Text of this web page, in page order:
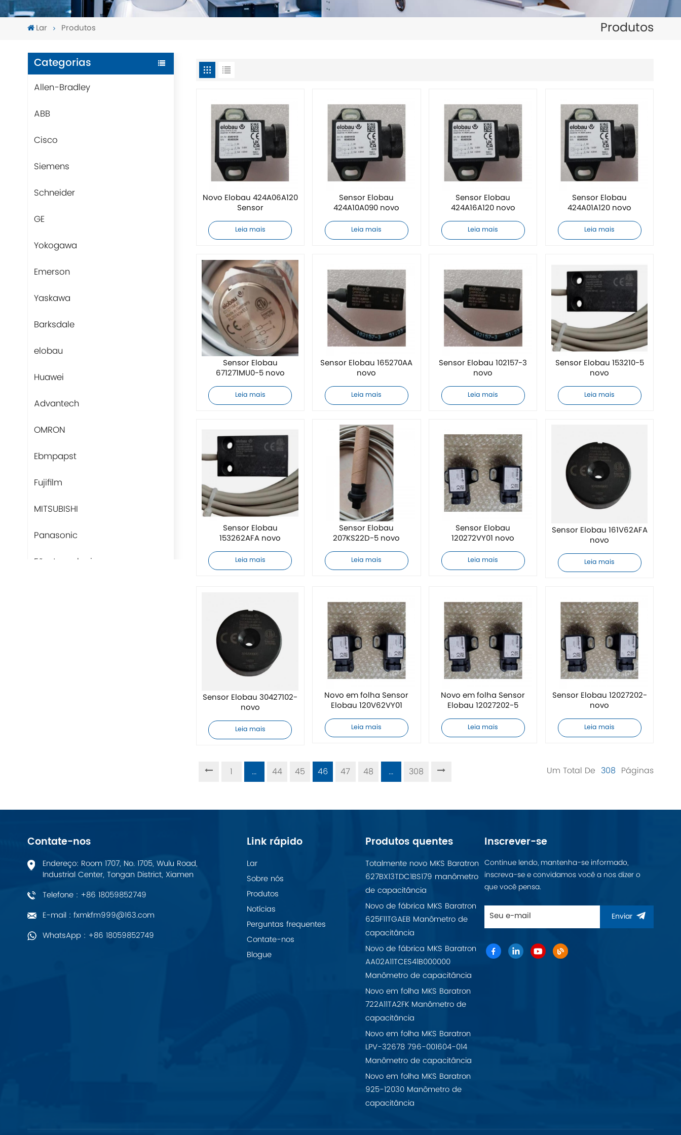
Lar Produtos Produtos
Categorias
Allen-Bradley
ABB
Cisco
Siemens
Schneider
GE
Yokogawa
Emerson
Yaskawa
Barksdale
elobau
Huawei
Advantech
OMRON
Ebmpapst
Fujifilm
MITSUBISHI
Panasonic
Fãs-tecnologia
Xinje
PALL
Novo Elobau 424A06A120
Sensor
Leia mais
Sensor Elobau
424A10A090 novo
Leia mais
Sensor Elobau
424A16A120 novo
Leia mais
Sensor Elobau
424A01A120 novo
Leia mais
Sensor Elobau
671271MU0-5 novo
Leia mais
Sensor Elobau 165270AA
novo
Leia mais
Sensor Elobau 102157-3
novo
Leia mais
Sensor Elobau 153210-5
novo
Leia mais
Sensor Elobau
153262AFA novo
Leia mais
Sensor Elobau
207KS22D-5 novo
Leia mais
Sensor Elobau
120272VY01 novo
Leia mais
Sensor Elobau 161V62AFA
novo
Leia mais
Sensor Elobau 30427102-
novo
Leia mais
Novo em folha Sensor
Elobau 120V62VY01
Leia mais
Novo em folha Sensor
Elobau 12027202-5
Leia mais
Sensor Elobau 12027202-
novo
Leia mais
1 ... 44 45 46 47 48 ... 308 Um Total De 308 Páginas
Contate-nos
Endereço: Room 1707, No. 1705, Wulu Road,
Industrial Center, Tongan District, Xiamen
Telefone : +86 18059852749
E-mail : fxmkfm999@163.com
WhatsApp : +86 18059852749
Link rápido
Lar
Sobre nós
Produtos
Notícias
Perguntas frequentes
Contate-nos
Blogue
Produtos quentes
Totalmente novo MKS Baratron
627BX13TDC1BS179 manômetro
de capacitância
Novo de fábrica MKS Baratron
625F11TGAEB Manômetro de
capacitância
Novo de fábrica MKS Baratron
AA02A11TCES41B000000
Manômetro de capacitância
Novo em folha MKS Baratron
722A11TA2FK Manômetro de
capacitância
Novo em folha MKS Baratron
LPV-32678 796-001604-014
Manômetro de capacitância
Novo em folha MKS Baratron
925-12030 Manômetro de
capacitância
Inscrever-se
Continue lendo, mantenha-se informado,
inscreva-se e convidamos você a nos dizer o
que você pensa.
Enviar